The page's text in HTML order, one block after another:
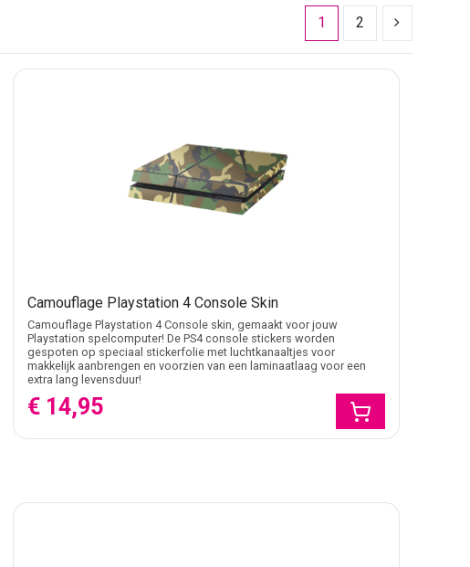
1 2
Camouflage Playstation 4 Console Skin
Camouflage Playstation 4 Console skin, gemaakt voor jouw
Playstation spelcomputer! De PS4 console stickers worden
gespoten op speciaal stickerfolie met luchtkanaaltjes voor
makkelijk aanbrengen en voorzien van een laminaatlaag voor een
extra lang levensduur!
€ 14,95